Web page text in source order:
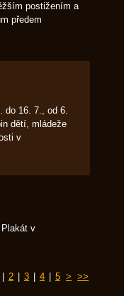
postižením a
předem
do 16. 7., od 6.
dětí, mládeže
v
v
2 3 4 5 > >>